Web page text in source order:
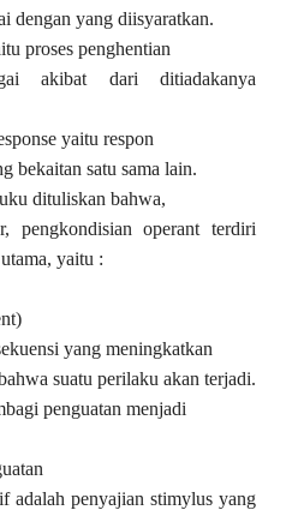
dengan yang diisyaratkan.
proses penghentian
akibat dari ditiadakanya
yaitu respon
bekaitan satu sama lain.
dituliskan bahwa,
pengkondisian operant terdiri
yaitu :
yang meningkatkan
suatu perilaku akan terjadi.
penguatan menjadi
adalah penyajian stimylus yang